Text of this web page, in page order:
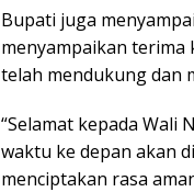
Bupati juga
menyampaikan terima
telah mendukung dan
“Selamat kepada
waktu ke depan akan
menciptakan rasa